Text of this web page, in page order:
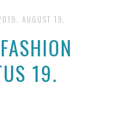
AUGUST 19.
19.